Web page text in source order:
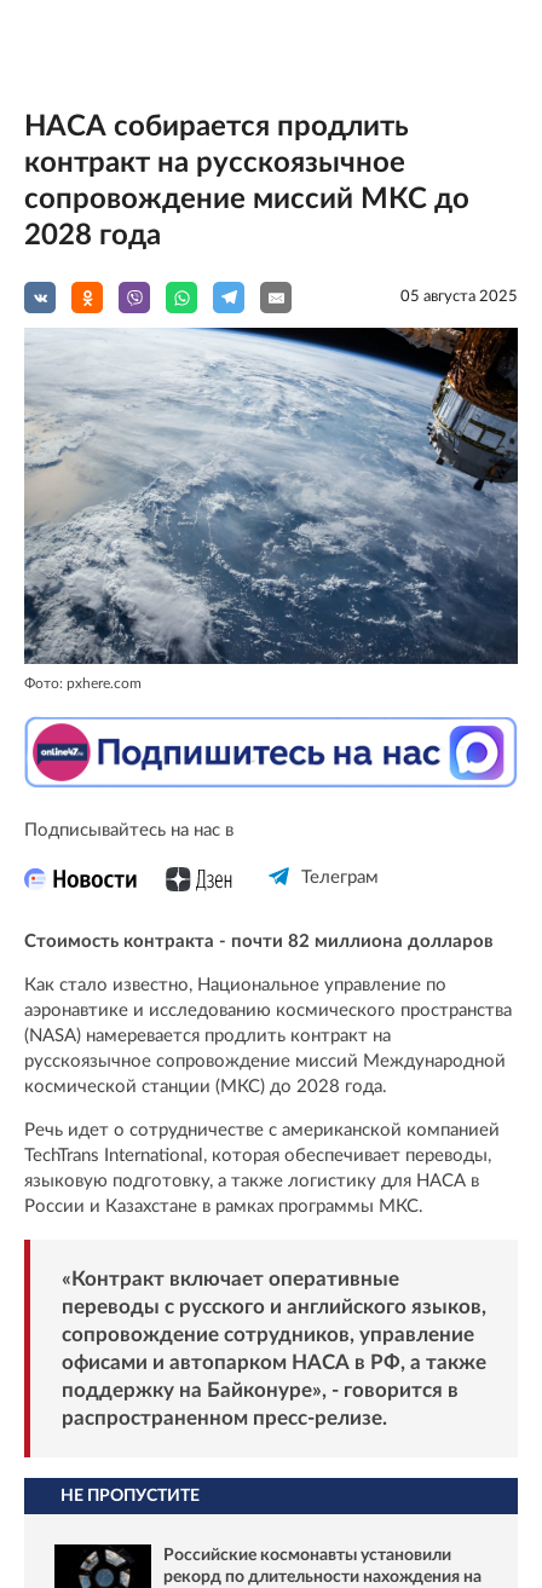
НАСА собирается продлить
контракт на русскоязычное
сопровождение миссий МКС до
2028 года
05 августа 2025
Фото: pxhere.com
Подписывайтесь на нас в
Телеграм
Стоимость контракта - почти 82 миллиона долларов
Как стало известно, Национальное управление по
аэронавтике и исследованию космического пространства
(NASA) намеревается продлить контракт на
русскоязычное сопровождение миссий Международной
космической станции (МКС) до 2028 года.
Речь идет о сотрудничестве с американской компанией
TechTrans International, которая обеспечивает переводы,
языковую подготовку, а также логистику для НАСА в
России и Казахстане в рамках программы МКС.
«Контракт включает оперативные
переводы с русского и английского языков,
сопровождение сотрудников, управление
офисами и автопарком НАСА в РФ, а также
поддержку на Байконуре», - говорится в
распространенном пресс-релизе.
НЕ ПРОПУСТИТЕ
Российские космонавты установили
рекорд по длительности нахождения на